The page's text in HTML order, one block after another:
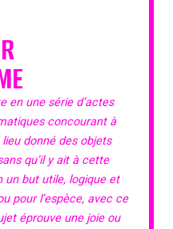
en une série d’actes
concourant à
donné des objets
qu’il y ait à cette
but utile, logique et
pour l’espèce, avec ce
éprouve une joie ou